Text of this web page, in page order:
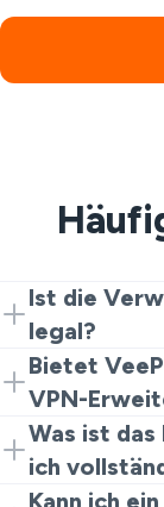
Ist die
legal?
Ja. VPNs
Illegale
Bietet
VPN-
Sicher.
eine schnelle
Erfahrung.
Was ist
ich
Im
Kann ich